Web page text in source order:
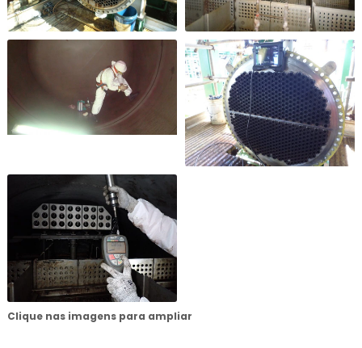
Clique nas imagens para ampliar